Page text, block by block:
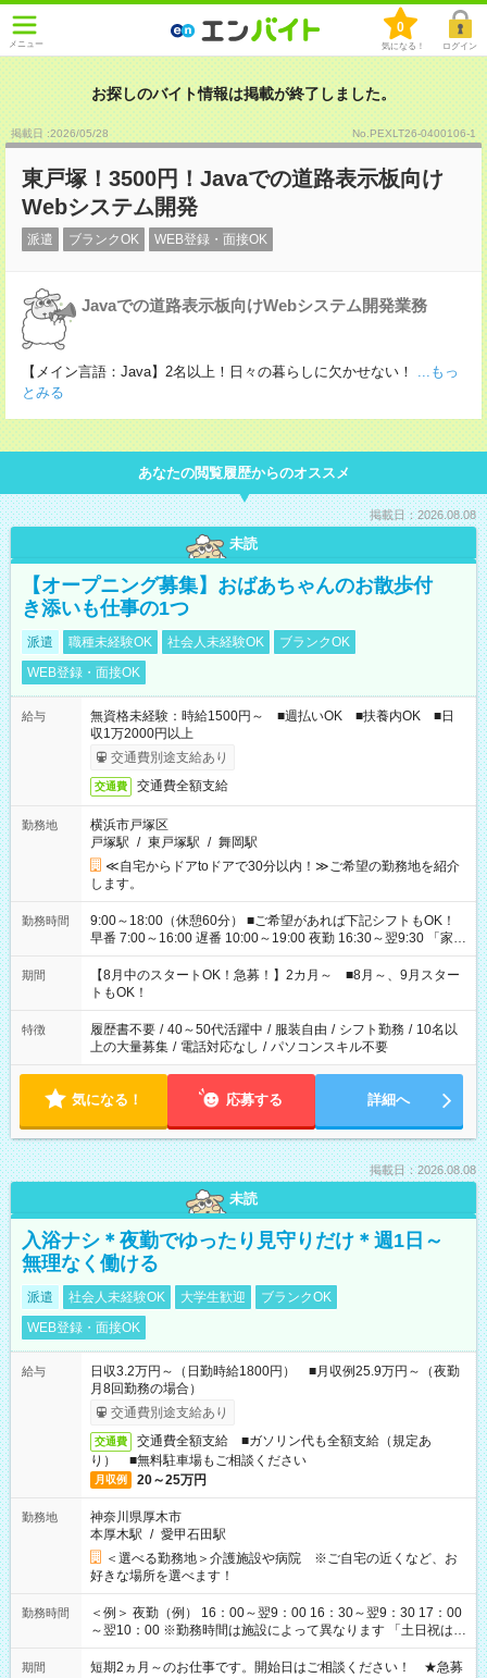
メニュー
0
気になる！ ログイン
お探しのバイト情報は掲載が終了しました。
掲載日 :2026/05/28 No.PEXLT26-0400106-1
東戸塚！3500円！Javaでの道路表示板向け
Webシステム開発
派遣 ブランクOK WEB登録・面接OK
Javaでの道路表示板向けWebシステム開発業務
【メイン言語：Java】2名以上！日々の暮らしに欠かせない！
...もっ
とみる
あなたの閲覧履歴からのオススメ
掲載日：2026.08.08
未読
【オープニング募集】おばあちゃんのお散歩付
き添いも仕事の1つ
派遣 職種未経験OK 社会人未経験OK
ブランクOK
WEB登録・面接OK
給与
無資格未経験：時給1500円～ ■週払いOK ■扶養内OK ■日
収1万2000円以上
交通費別途支給あり
交通費 交通費全額支給
勤務地
横浜市戸塚区
戸塚駅 / 東戸塚駅 / 舞岡駅
≪自宅からドアtoドアで30分以内！≫ご希望の勤務地を紹介
します。
勤務時間
9:00～18:00（休憩60分） ■ご希望があれば下記シフトもOK！
早番 7:00～16:00 遅番 10:00～19:00 夜勤 16:30～翌9:30 「家族
と休みを合わせたい」 「余裕を持って夕飯の準備がしたい」
「できれば残業はしたくない」 など、ご希望を教えてください
ね。 ※Wワーク希望の方へ 今ご覧のお仕事で希望する勤務時間
と、もう1つのお仕事の勤務時間。 合計で週40時間を超える場
合は応募できません。
期間
【8月中のスタートOK！急募！】2カ月～ ■8月～、9月スター
トもOK！
特徴 履歴書不要 / 40～50代活躍中 / 服装自由 / シフト勤務 / 10名以
上の大量募集 / 電話対応なし / パソコンスキル不要
気になる！ 応募する 詳細へ
掲載日：2026.08.08
未読
入浴ナシ＊夜勤でゆったり見守りだけ＊週1日～
無理なく働ける
派遣 社会人未経験OK 大学生歓迎
ブランクOK
WEB登録・面接OK
給与
日収3.2万円～（日勤時給1800円） ■月収例25.9万円～（夜勤
月8回勤務の場合）
交通費別途支給あり
交通費
交通費全額支給 ■ガソリン代も全額支給（規定あ
り） ■無料駐車場もご相談ください
月収例 20～25万円
勤務地
神奈川県厚木市
本厚木駅 / 愛甲石田駅
＜選べる勤務地＞介護施設や病院 ※ご自宅の近くなど、お
好きな場所を選べます！
勤務時間
＜例＞ 夜勤（例） 16：00～翌9：00 16：30～翌9：30 17：00
～翌10：00 ※勤務時間は施設によって異なります 「土日祝は休
みたい」 「しっかり稼ぎたい」 「もう少し遅い時間から始めた
い」など ご希望にあったお仕事をご案内いたします。 ※未経験
期間
短期2ヵ月～のお仕事です。開始日はご相談ください！ ★急募